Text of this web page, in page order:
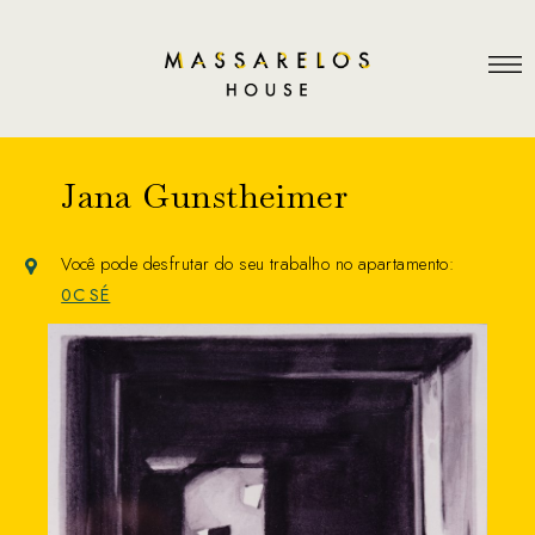
Jana Gunstheimer
Você pode desfrutar do seu trabalho no apartamento:
0C SÉ